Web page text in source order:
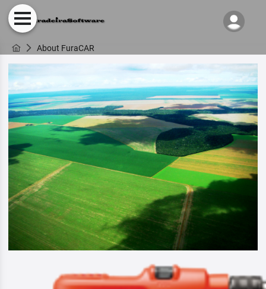
About FuraCAR